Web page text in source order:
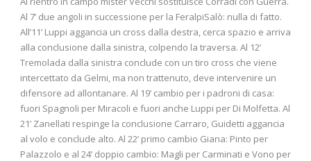
Al 7’ due angoli in successione per la FeralpiSalò: nulla di fatto.
All’11’ Luppi aggancia un cross dalla destra, cerca spazio e arriva
alla conclusione dalla sinistra, colpendo la traversa. Al 12’
Tremolada dalla sinistra conclude con un tiro cross che viene
intercettato da Gelmi, ma non trattenuto, deve intervenire un
difensore ad allontanare. Al 19’ cambio per i padroni di casa:
fuori Spagnoli per Miracoli e fuori anche Luppi per Di Molfetta. Al
21’ Zanellati respinge la conclusione Carraro, Guidetti aggancia
al volo e conclude alto. Al 22’ primo cambio Giana: Pinto per
Palazzolo e al 24’ doppio cambio: Magli per Carminati e Vono per